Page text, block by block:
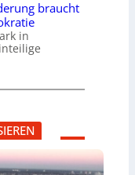
braucht
in